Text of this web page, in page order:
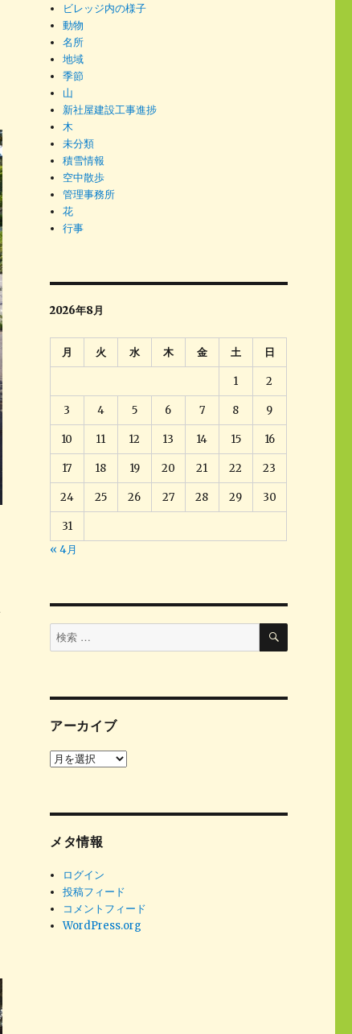
ビレッジ内の様子
動物
名所
地域
季節
山
新社屋建設工事進捗
木
未分類
積雪情報
空中散歩
管理事務所
花
行事
2026年8月
月 火 水 木 金 土 日
1 2
3 4 5 6 7 8 9
10 11 12 13 14 15 16
17 18 19 20 21 22 23
24 25 26 27 28 29 30
31
« 4月
検
索
検
アーカイブ
ア
メタ情報
ログイン
投稿フィード
コメントフィード
WordPress.org